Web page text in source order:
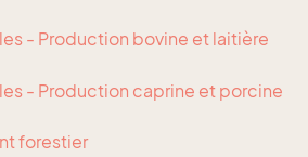
- Production bovine et laitière
- Production caprine et porcine
forestier